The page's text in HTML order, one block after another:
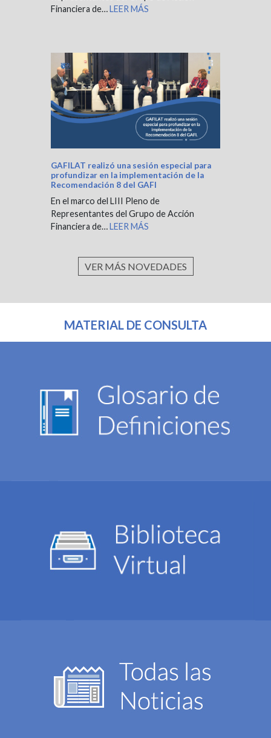
Financiera de…LEER MÁS
GAFILAT realizó una sesión especial para
profundizar en la implementación de la
Recomendación 8 del GAFI
En el marco del LIII Pleno de
Representantes del Grupo de Acción
Financiera de…LEER MÁS
VER MÁS NOVEDADES
MATERIAL DE CONSULTA